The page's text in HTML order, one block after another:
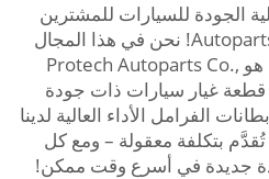
الجودة للسيارات للمشترين
بالجملة؟ لا تبحث بعيدًا من Autoparts! نحن في هذا المجال
منذ عام 1994 واسم شركتنا هو Protech Autoparts Co.,
Ltd. ونورد أكثر من 10,000 قطعة غيار سيارات ذات جودة
الفرامل الأداء العالية لدينا
بتكلفة معقولة – ومع كل
جديدة في أسرع وقت ممكن!